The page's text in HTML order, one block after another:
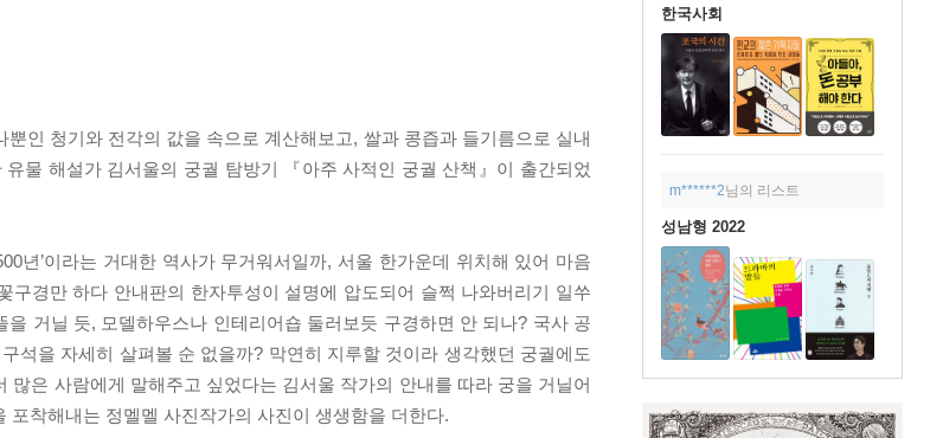
한국사회
m******2님의 리스트
성남형 2022
인 청기와 전각의 값을 속으로 계산해보고, 쌀과 콩즙과 들기름으로 실내
물 해설가 김서울의 궁궐 탐방기 『아주 사적인 궁궐 산책』이 출간되었
년’이라는 거대한 역사가 무거워서일까, 서울 한가운데 위치해 있어 마음
경만 하다 안내판의 한자투성이 설명에 압도되어 슬쩍 나와버리기 일쑤
거닐 듯, 모델하우스나 인테리어숍 둘러보듯 구경하면 안 되나? 국사 공
석을 자세히 살펴볼 순 없을까? 막연히 지루할 것이라 생각했던 궁궐에도
은 사람에게 말해주고 싶었다는 김서울 작가의 안내를 따라 궁을 거닐어
착해내는 정멜멜 사진작가의 사진이 생생함을 더한다.